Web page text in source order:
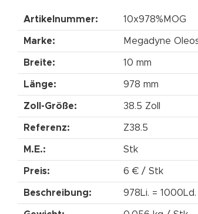
Artikelnummer: 10x978%MOG
Marke: Megadyne
Breite: 10 mm
Länge: 978 mm
Zoll-Größe: 38.5 Zoll
Referenz: Z38.5
M.E.: Stk
Preis: 6 € / Stk
Beschreibung: 978Li. = 1000Ld.